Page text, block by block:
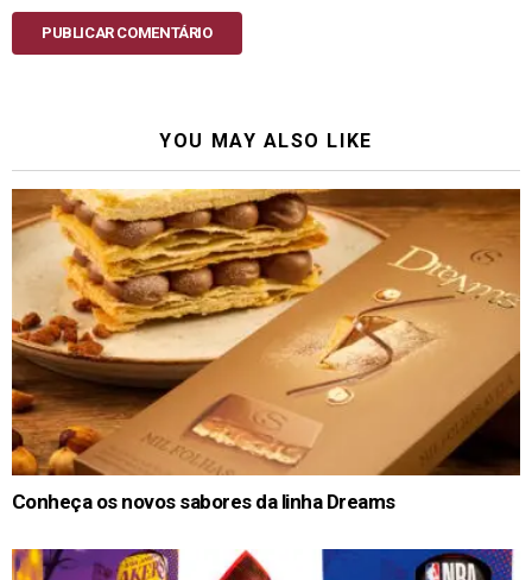
PUBLICAR COMENTÁRIO
YOU MAY ALSO LIKE
Conheça os novos sabores da linha Dreams